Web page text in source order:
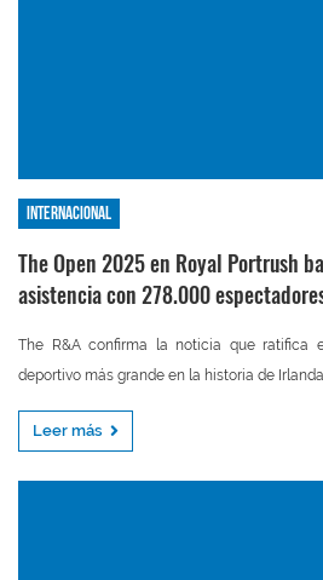
Internacional
The Open 2025 en Royal Portrush
asistencia con 278.000
The R&A confirma la noticia que ratifica
deportivo más grande en la historia de
Leer más